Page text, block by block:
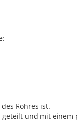
Rohres ist.
und mit einem